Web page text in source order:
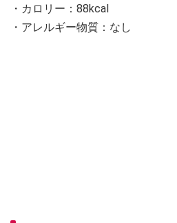
・カロリー：88kcal
・アレルギー物質：なし